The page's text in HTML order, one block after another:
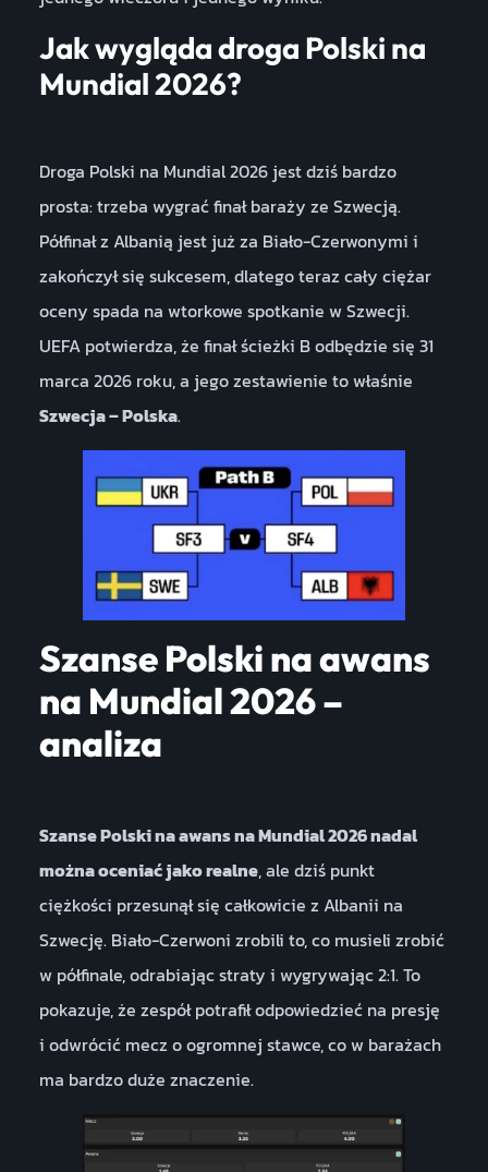
Jak wygląda droga Polski na
Mundial 2026?
Droga Polski na Mundial 2026 jest dziś bardzo
prosta: trzeba wygrać finał baraży ze Szwecją.
Półfinał z Albanią jest już za Biało-Czerwonymi i
zakończył się sukcesem, dlatego teraz cały ciężar
oceny spada na wtorkowe spotkanie w Szwecji.
UEFA potwierdza, że finał ścieżki B odbędzie się 31
marca 2026 roku, a jego zestawienie to właśnie
Szwecja – Polska.
Szanse Polski na awans
na Mundial 2026 –
analiza
Szanse Polski na awans na Mundial 2026 nadal
można oceniać jako realne, ale dziś punkt
ciężkości przesunął się całkowicie z Albanii na
Szwecję. Biało-Czerwoni zrobili to, co musieli zrobić
w półfinale, odrabiając straty i wygrywając 2:1. To
pokazuje, że zespół potrafił odpowiedzieć na presję
i odwrócić mecz o ogromnej stawce, co w barażach
ma bardzo duże znaczenie.